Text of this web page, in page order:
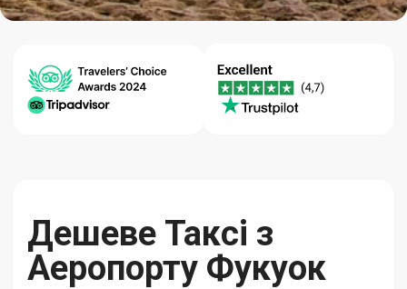
Дешеве Таксі з
Аеропорту Фукуок